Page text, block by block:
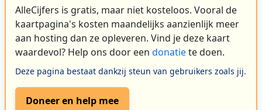
AlleCijfers is gratis, maar niet kosteloos. Vooral de
kaartpagina's kosten maandelijks aanzienlijk meer
aan hosting dan ze opleveren. Vind je deze kaart
waardevol? Help ons door een donatiete doen.
Deze pagina bestaat dankzij steun van gebruikers zoals jij.
Doneer en help mee